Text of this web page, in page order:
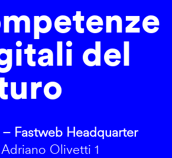
del
– Fastweb Headquarter
Adriano Olivetti 1